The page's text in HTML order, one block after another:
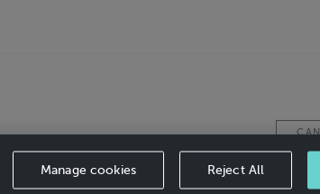
Manage cookies Reject All